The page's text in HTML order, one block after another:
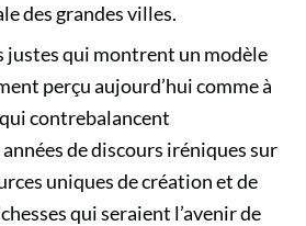
des grandes villes.
justes qui montrent un modèle
perçu aujourd’hui comme à
contrebalancent
de discours iréniques sur
uniques de création et de
qui seraient l’avenir de